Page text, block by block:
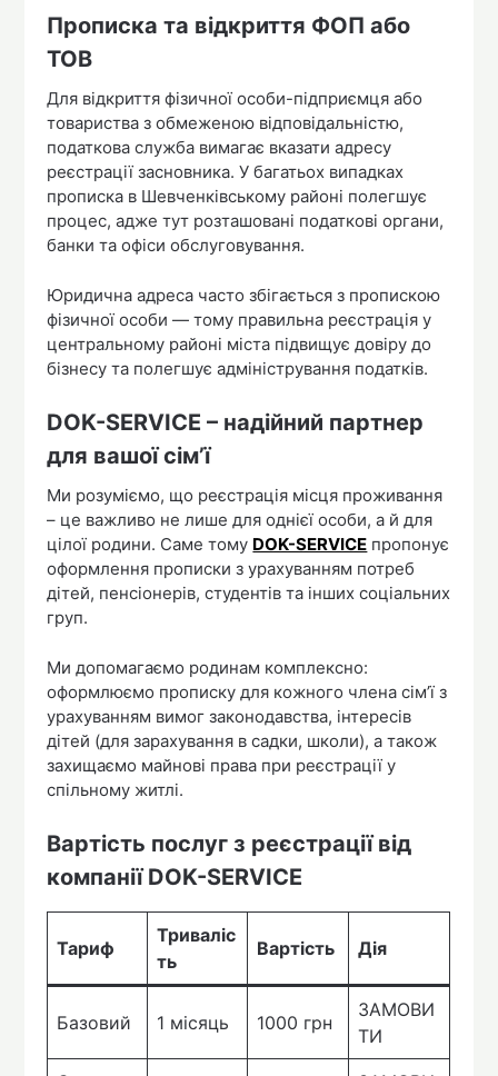
Прописка та відкриття ФОП або
ТОВ
Для відкриття фізичної особи-підприємця або
товариства з обмеженою відповідальністю,
податкова служба вимагає вказати адресу
реєстрації засновника. У багатьох випадках
прописка в Шевченківському районі полегшує
процес, адже тут розташовані податкові органи,
банки та офіси обслуговування.
Юридична адреса часто збігається з пропискою
фізичної особи — тому правильна реєстрація у
центральному районі міста підвищує довіру до
бізнесу та полегшує адміністрування податків.
DOK-SERVICE – надійний партнер
для вашої сім’ї
Ми розуміємо, що реєстрація місця проживання
– це важливо не лише для однієї особи, а й для
цілої родини. Саме тому DOK-SERVICE пропонує
оформлення прописки з урахуванням потреб
дітей, пенсіонерів, студентів та інших соціальних
груп.
Ми допомагаємо родинам комплексно:
оформлюємо прописку для кожного члена сім’ї з
урахуванням вимог законодавства, інтересів
дітей (для зарахування в садки, школи), а також
захищаємо майнові права при реєстрації у
спільному житлі.
Вартість послуг з реєстрації від
компанії DOK-SERVICE
Тариф
Триваліс
ть
Вартість Дія
Базовий 1 місяць 1000 грн
ЗАМОВИ
ТИ